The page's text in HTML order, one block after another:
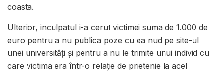
coasta.
Ulterior, inculpatul i-a cerut victimei suma de 1.000 de
euro pentru a nu publica poze cu ea nud pe site-ul
unei universități și pentru a nu le trimite unui individ cu
care victima era într-o relație de prietenie la acel